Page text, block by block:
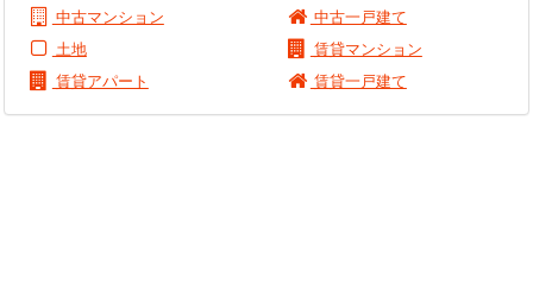
中古マンション
中古一戸建て
土地
賃貸マンション
賃貸アパート
賃貸一戸建て